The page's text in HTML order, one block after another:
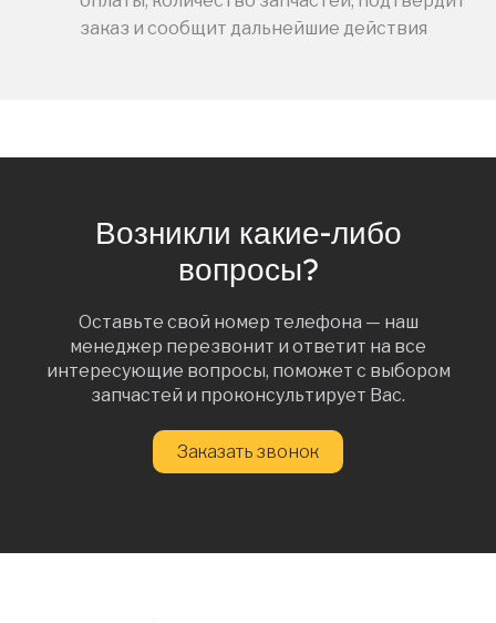
заказ и сообщит дальнейшие действия
Возникли какие-либо
вопросы?
Оставьте свой номер телефона — наш
менеджер перезвонит и ответит на все
интересующие вопросы, поможет с выбором
запчастей и проконсультирует Вас.
Заказать звонок